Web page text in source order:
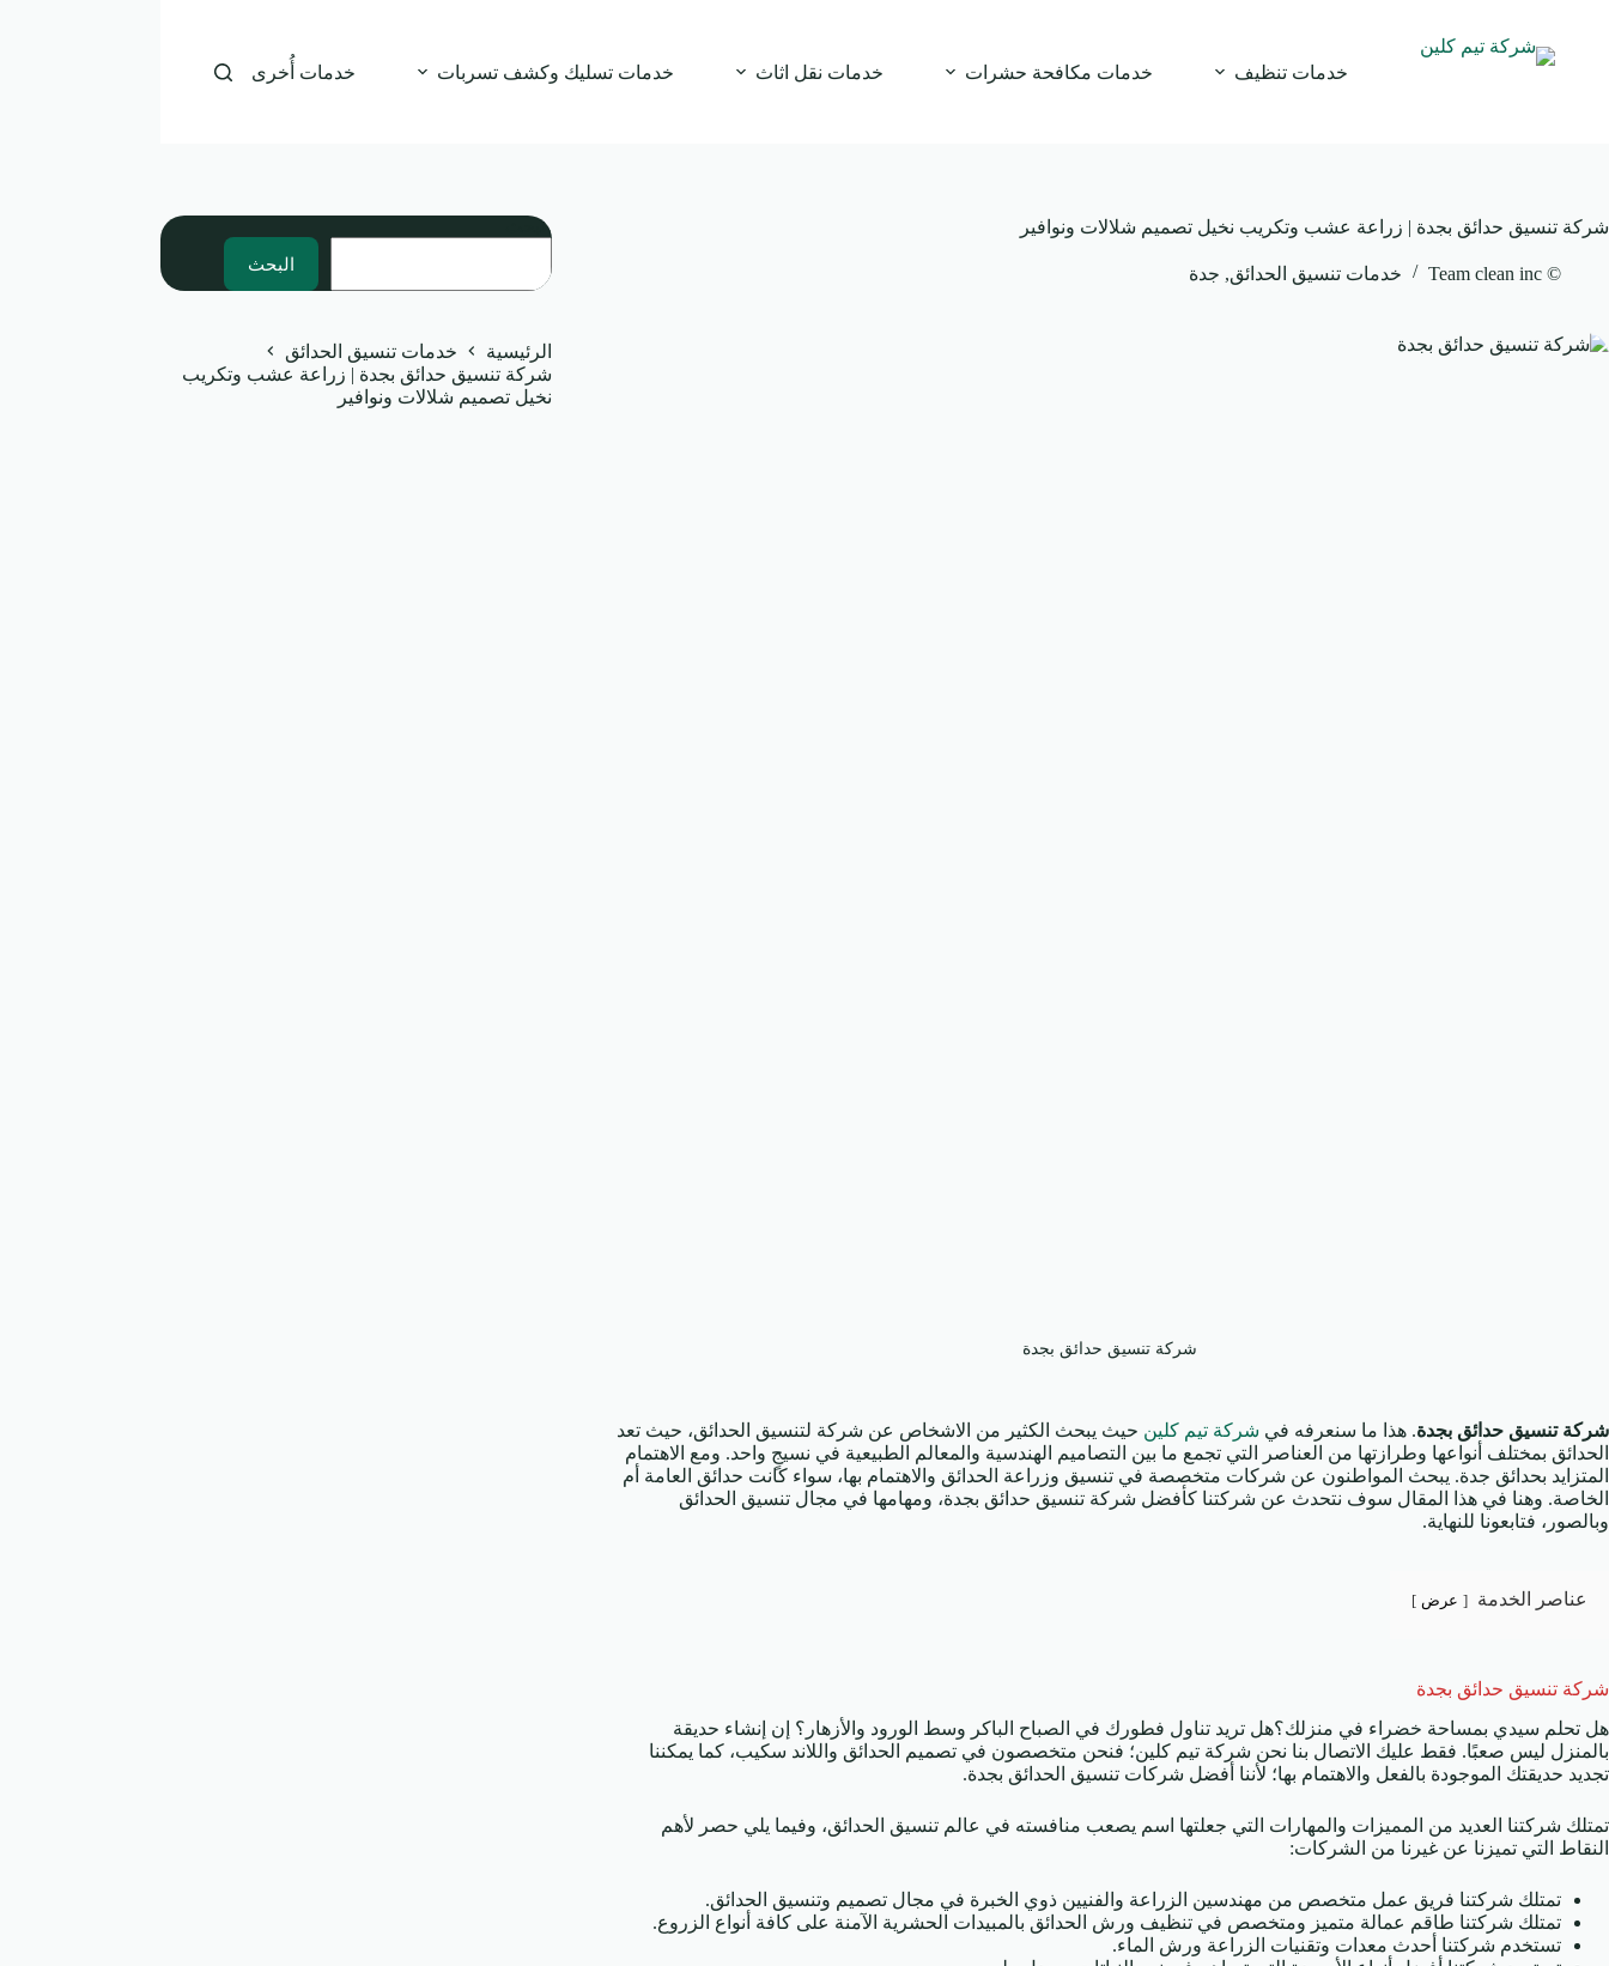
المحتوى
خدمات تنظيف خدمات مكافحة حشرات خدمات نقل اثاث خدمات تسليك وكشف تسربات خدمات أُخرى
شركة تنسيق حدائق بجدة | زراعة عشب وتكريب نخيل تصميم شلالات ونوافير
© Team clean inc خدمات تنسيق الحدائق, جدة
شركة تنسيق حدائق بجدة
شركة تنسيق حدائق بجدة. هذا ما سنعرفه في شركة تيم كلين حيث يبحث الكثير من الاشخاص عن شركة لتنسيق الحدائق، حيث تعد
الحدائق بمختلف أنواعها وطرازتها من العناصر التي تجمع ما بين التصاميم الهندسية والمعالم الطبيعية في نسيجٍ واحد. ومع الاهتمام
المتزايد بحدائق جدة. يبحث المواطنون عن شركات متخصصة في تنسيق وزراعة الحدائق والاهتمام بها، سواء كانت حدائق العامة أم
الخاصة. وهنا في هذا المقال سوف نتحدث عن شركتنا كأفضل شركة تنسيق حدائق بجدة، ومهامها في مجال تنسيق الحدائق
وبالصور، فتابعونا للنهاية.
عناصر الخدمة عرض
شركة تنسيق حدائق بجدة
هل تحلم سيدي بمساحة خضراء في منزلك؟هل تريد تناول فطورك في الصباح الباكر وسط الورود والأزهار؟ إن إنشاء حديقة
بالمنزل ليس صعبًا. فقط عليك الاتصال بنا نحن شركة تيم كلين؛ فنحن متخصصون في تصميم الحدائق واللاند سكيب، كما يمكننا
تجديد حديقتك الموجودة بالفعل والاهتمام بها؛ لأننا أفضل شركات تنسيق الحدائق بجدة.
تمتلك شركتنا العديد من المميزات والمهارات التي جعلتها اسم يصعب منافسته في عالم تنسيق الحدائق، وفيما يلي حصر لأهم
النقاط التي تميزنا عن غيرنا من الشركات:
تمتلك شركتنا فريق عمل متخصص من مهندسين الزراعة والفنيين ذوي الخبرة في مجال تصميم وتنسيق الحدائق.
تمتلك شركتنا طاقم عمالة متميز ومتخصص في تنظيف ورش الحدائق بالمبيدات الحشرية الآمنة على كافة أنواع الزروع.
تستخدم شركتنا أحدث معدات وتقنيات الزراعة ورش الماء.
البحث
البحث
الرئيسية
خدمات تنسيق الحدائق
شركة تنسيق حدائق بجدة | زراعة عشب وتكريب
نخيل تصميم شلالات ونوافير